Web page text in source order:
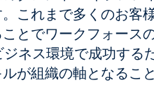
これまで多くのお客
とでワークフォース
ネス環境で成功する
が組織の軸となるこ